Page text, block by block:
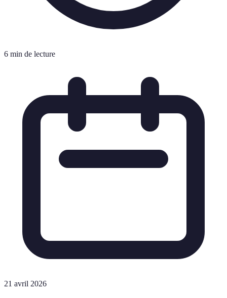
6 min de lecture
21 avril 2026